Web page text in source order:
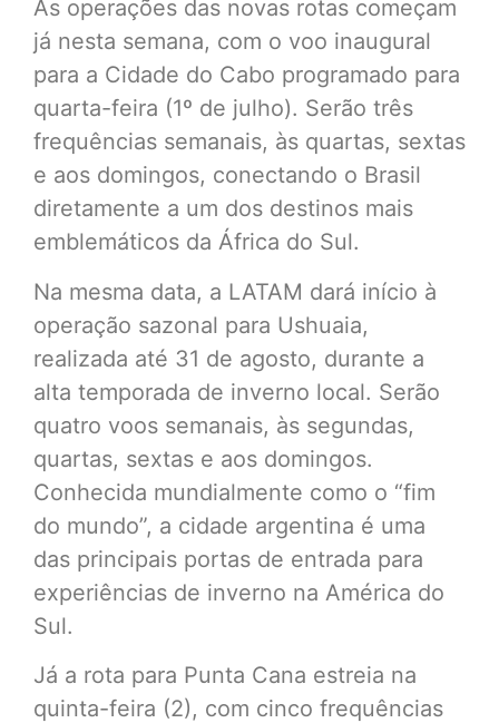
As operações das novas rotas começam
já nesta semana, com o voo inaugural
para a Cidade do Cabo programado para
quarta-feira (1º de julho). Serão três
frequências semanais, às quartas, sextas
e aos domingos, conectando o Brasil
diretamente a um dos destinos mais
emblemáticos da África do Sul.
Na mesma data, a LATAM dará início à
operação sazonal para Ushuaia,
realizada até 31 de agosto, durante a
alta temporada de inverno local. Serão
quatro voos semanais, às segundas,
quartas, sextas e aos domingos.
Conhecida mundialmente como o “fim
do mundo”, a cidade argentina é uma
das principais portas de entrada para
experiências de inverno na América do
Sul.
Já a rota para Punta Cana estreia na
quinta-feira (2), com cinco frequências